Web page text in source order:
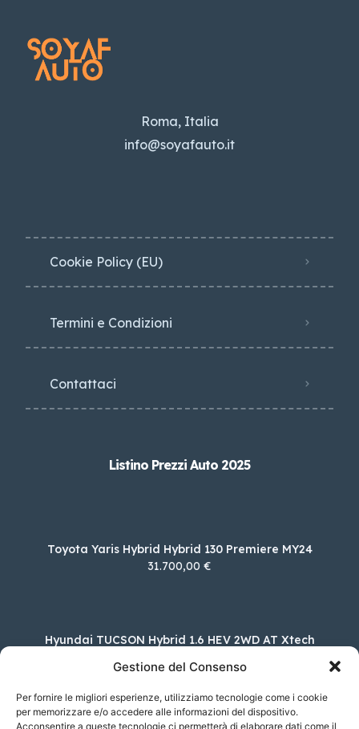
Gestione del Consenso
Per fornire le migliori esperienze, utilizziamo tecnologie come i cookie
per memorizzare e/o accedere alle informazioni del dispositivo.
Acconsentire a queste tecnologie ci permetterà di elaborare dati come il
Roma, Italia
info@soyafauto.it
Cookie Policy (EU)
Termini e Condizioni
Contattaci
Listino Prezzi Auto 2025
Toyota Yaris Hybrid Hybrid 130 Premiere MY24
31.700,00 €
Hyundai TUCSON Hybrid 1.6 HEV 2WD AT Xtech